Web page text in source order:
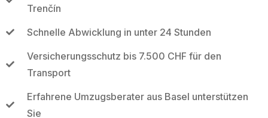
Trenčín
Schnelle Abwicklung in unter 24 Stunden
Versicherungsschutz bis 7.500 CHF für den
Transport
Erfahrene Umzugsberater aus Basel unterstützen
Sie